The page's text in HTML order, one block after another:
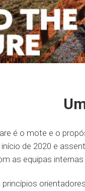
é o mote e o
início de 2020 e
as equipas